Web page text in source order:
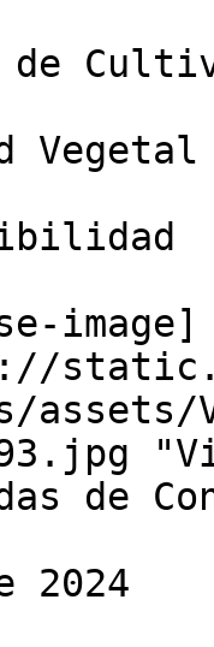
de
Vegetal
image]
assets/
de
2024